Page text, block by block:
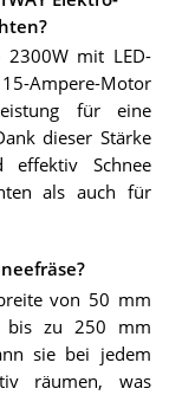
2300W mit LED-
Ampere-Motor
für eine
dieser Stärke
effektiv Schnee
als auch für
von 50 mm
bis zu 250 mm
sie bei jedem
räumen, was